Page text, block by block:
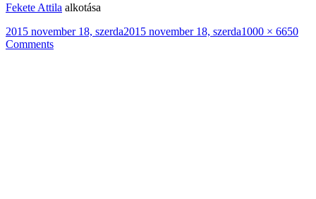
Fekete Attila alkotása
Közzétéve
2015 november 18, szerda2015 november 18, szerdaTeljes
1000 × 6650
Comments